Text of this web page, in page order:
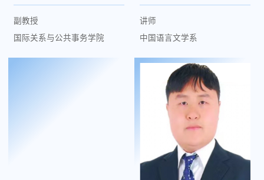
副教授
国际关系与公共事务学院
讲师
中国语言文学系